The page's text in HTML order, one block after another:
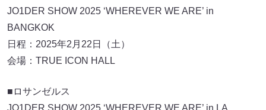
JO1DER SHOW 2025 ‘WHEREVER WE ARE’ in
BANGKOK
日程：2025年2月22日（土）
会場：TRUE ICON HALL
■ロサンゼルス
JO1DER SHOW 2025 ‘WHEREVER WE ARE’ in LA